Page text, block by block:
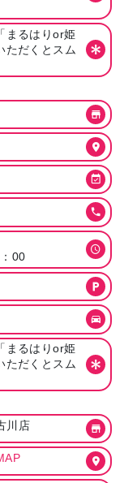
まるはりor姫
ただくとスム
00
まるはりor姫
ただくとスム
川店